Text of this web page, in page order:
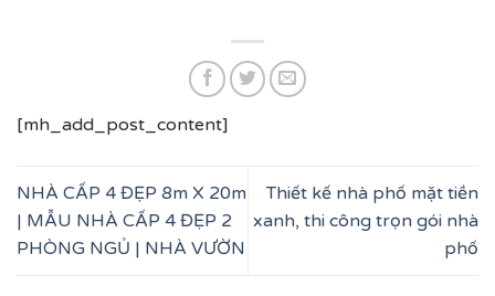
[mh_add_post_content]
NHÀ CẤP 4 ĐẸP 8m X 20m
| MẪU NHÀ CẤP 4 ĐẸP 2
PHÒNG NGỦ | NHÀ VƯỜN
Thiết kế nhà phố mặt tiền
xanh, thi công trọn gói nhà
phố